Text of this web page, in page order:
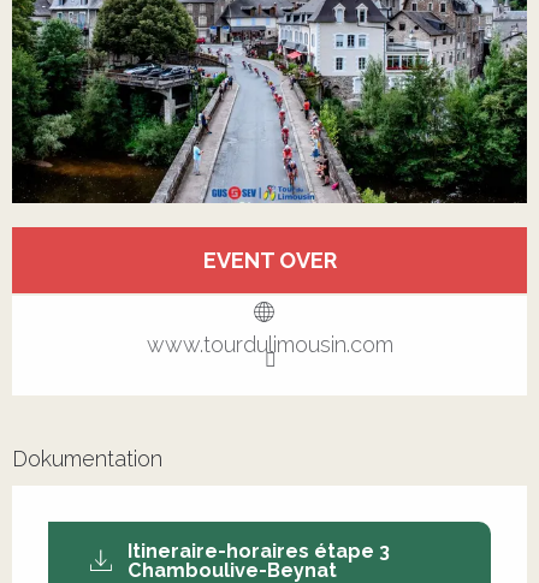
EVENT OVER
www.tourdulimousin.com
Dokumentation
Itineraire-horaires étape 3
Chamboulive-Beynat